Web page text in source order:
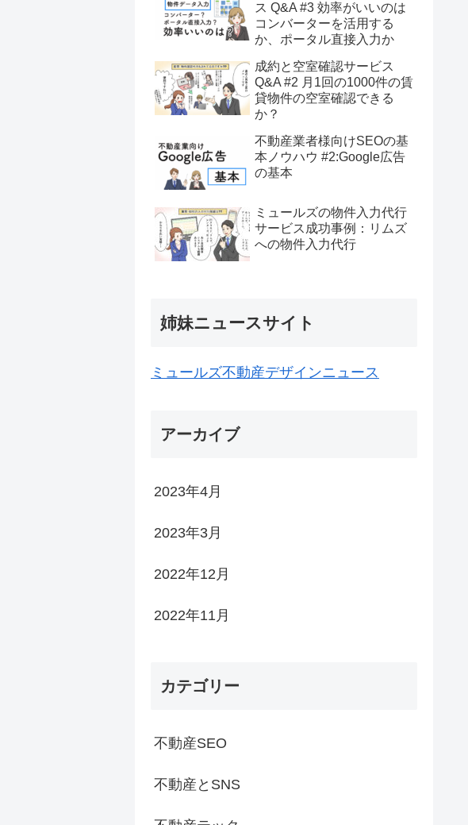
ス Q&A #3 効率がいいのは
コンバーターを活用する
か、ポータル直接入力か
成約と空室確認サービス
Q&A #2 月1回の1000件の賃
貸物件の空室確認できる
か？
不動産業者様向けSEOの基
本ノウハウ #2:Google広告
の基本
ミュールズの物件入力代行
サービス成功事例：リムズ
への物件入力代行
姉妹ニュースサイト
ミュールズ不動産デザインニュース
アーカイブ
2023年4月
2023年3月
2022年12月
2022年11月
カテゴリー
不動産SEO
不動産とSNS